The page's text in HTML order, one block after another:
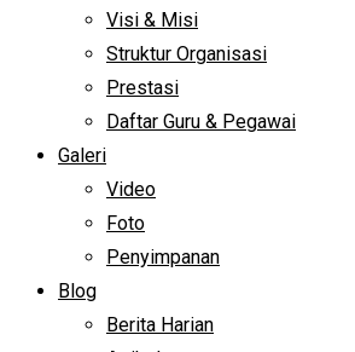
Visi & Misi
Struktur Organisasi
Prestasi
Daftar Guru & Pegawai
Galeri
Video
Foto
Penyimpanan
Blog
Berita Harian